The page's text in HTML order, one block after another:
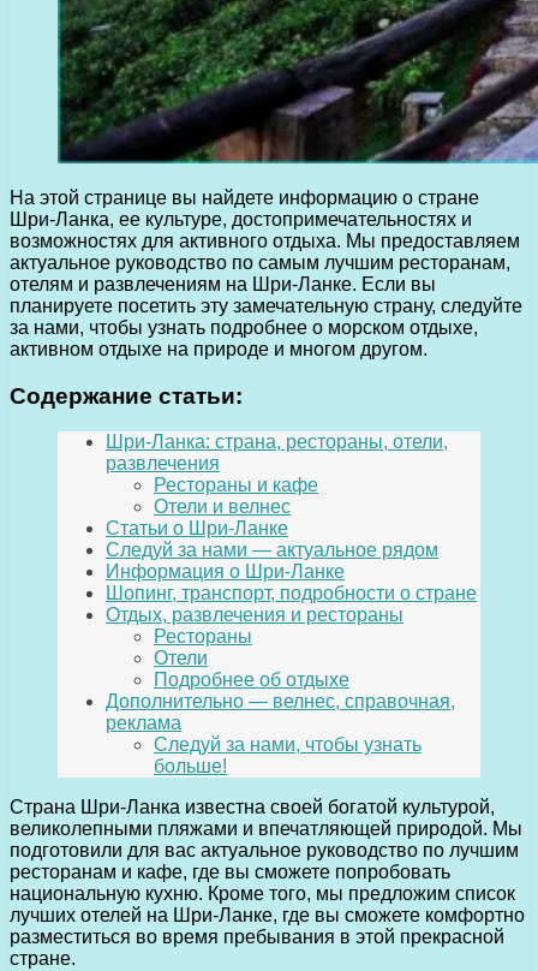
На этой странице вы найдете информацию о стране
Шри-Ланка, ее культуре, достопримечательностях и
возможностях для активного отдыха. Мы предоставляем
актуальное руководство по самым лучшим ресторанам,
отелям и развлечениям на Шри-Ланке. Если вы
планируете посетить эту замечательную страну, следуйте
за нами, чтобы узнать подробнее о морском отдыхе,
активном отдыхе на природе и многом другом.
Содержание статьи:
Шри-Ланка: страна, рестораны, отели,
развлечения
Рестораны и кафе
Отели и велнес
Статьи о Шри-Ланке
Следуй за нами — актуальное рядом
Информация о Шри-Ланке
Шопинг, транспорт, подробности о стране
Отдых, развлечения и рестораны
Рестораны
Отели
Подробнее об отдыхе
Дополнительно — велнес, справочная,
реклама
Следуй за нами, чтобы узнать
больше!
Страна Шри-Ланка известна своей богатой культурой,
великолепными пляжами и впечатляющей природой. Мы
подготовили для вас актуальное руководство по лучшим
ресторанам и кафе, где вы сможете попробовать
национальную кухню. Кроме того, мы предложим список
лучших отелей на Шри-Ланке, где вы сможете комфортно
разместиться во время пребывания в этой прекрасной
стране.